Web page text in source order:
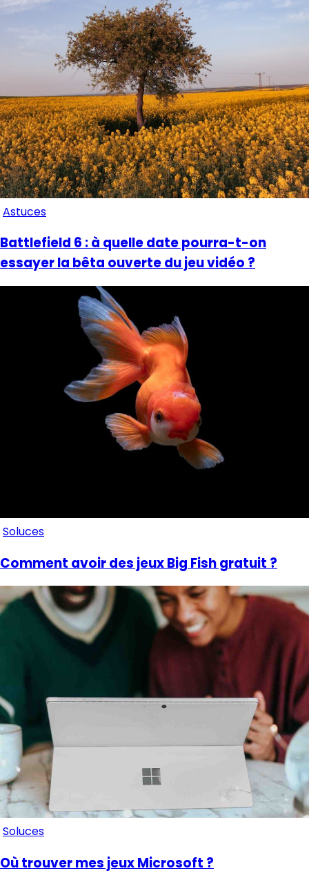
Astuces
Battlefield 6 : à quelle date pourra-t-on
essayer la bêta ouverte du jeu vidéo ?
Soluces
Comment avoir des jeux Big Fish gratuit ?
Soluces
Où trouver mes jeux Microsoft ?